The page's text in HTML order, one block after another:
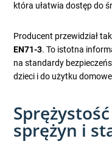
która ułatwia dostęp do
Producent przewidział
EN71-3. To istotna
na standardy
dzieci i do użytku
sprężyn i